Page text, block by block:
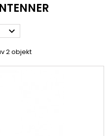

2 objekt